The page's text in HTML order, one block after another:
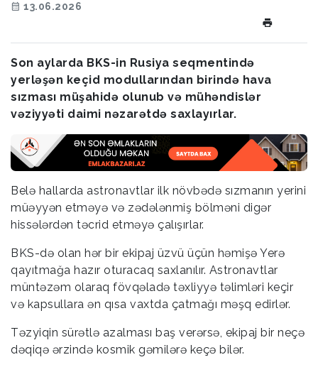
13.06.2026
Son aylarda BKS-in Rusiya seqmentində
yerləşən keçid modullarından birində hava
sızması müşahidə olunub və mühəndislər
vəziyyəti daimi nəzarətdə saxlayırlar.
Belə hallarda astronavtlar ilk növbədə sızmanın yerini
müəyyən etməyə və zədələnmiş bölməni digər
hissələrdən təcrid etməyə çalışırlar.
BKS-də olan hər bir ekipaj üzvü üçün həmişə Yerə
qayıtmağa hazır oturacaq saxlanılır. Astronavtlar
müntəzəm olaraq fövqəladə təxliyyə təlimləri keçir
və kapsullara ən qısa vaxtda çatmağı məşq edirlər.
Təzyiqin sürətlə azalması baş verərsə, ekipaj bir neçə
dəqiqə ərzində kosmik gəmilərə keçə bilər.